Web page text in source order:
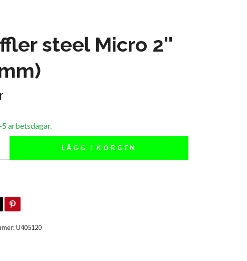
steel Micro 2''
arbetsdagar.
LÄGG I KORGEN
U405120